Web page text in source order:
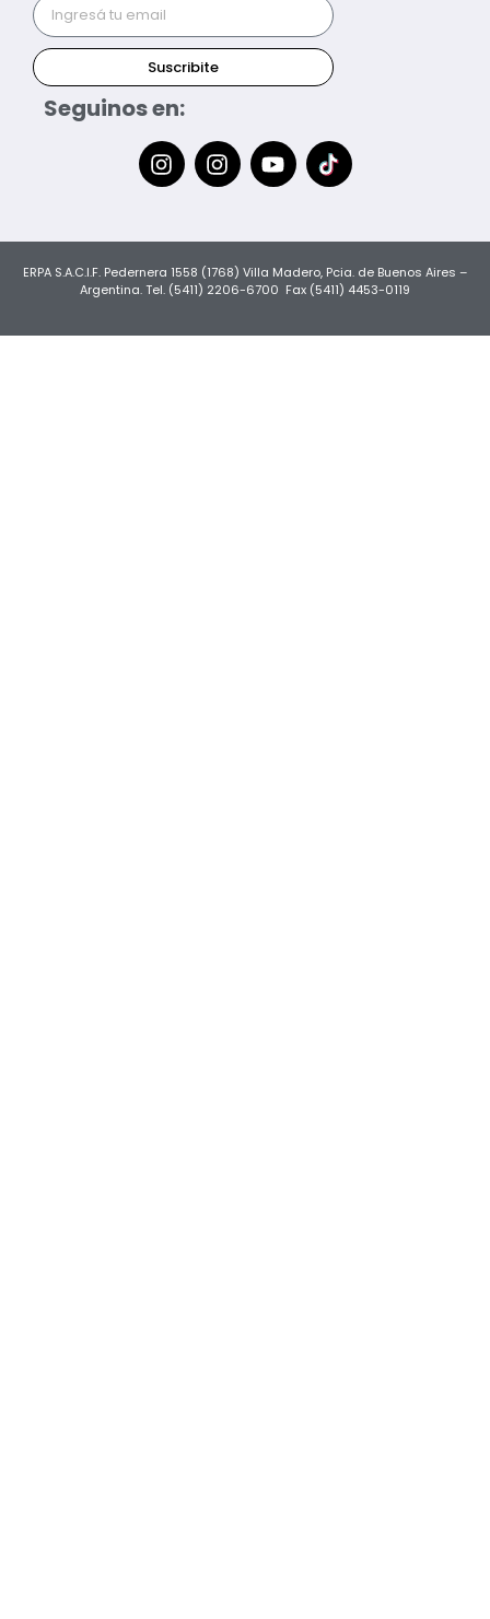
Suscribite
Seguinos en:
ERPA S.A.C.I.F. Pedernera 1558 (1768) Villa Madero, Pcia. de Buenos Aires –
Argentina. Tel. (5411) 2206-6700 Fax (5411) 4453-0119